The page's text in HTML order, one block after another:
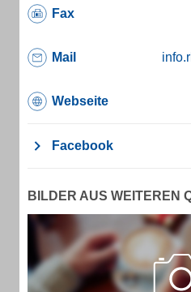
Fax
Mail
Webseite
Facebook
BILDER AUS WEITEREN